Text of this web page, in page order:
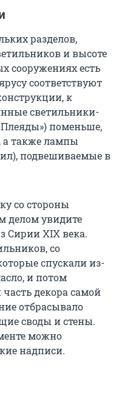
разделов,
и высоте
сооружениях есть
соответствуют
к
светильники-
поменьше,
а также лампы
подвешиваемые в
со стороны
делом увидите
Сирии XIX века.
со
спускали из-
и потом
декора самой
отбрасывало
своды и стены.
можно
надписи.